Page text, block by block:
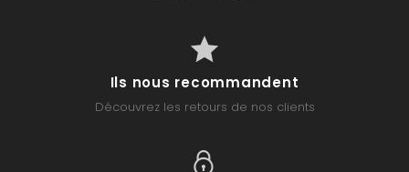
Ils nous recommandent
Découvrez les retours de nos clients